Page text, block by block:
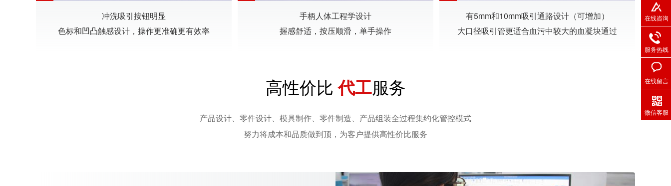
冲洗吸引按钮明显
色标和凹凸触感设计，操作更准确更有效率
手柄人体工程学设计
握感舒适，按压顺滑，单手操作
有5mm和10mm吸引通路设计（可增加）
大口径吸引管更适合血污中较大的血凝块通过
高性价比代工服务
产品设计、零件设计、模具制作、零件制造、产品组装全过程集约化管控模式
努力将成本和品质做到顶，为客户提供高性价比服务
在线咨询
服务热线
在线留言
微信客服